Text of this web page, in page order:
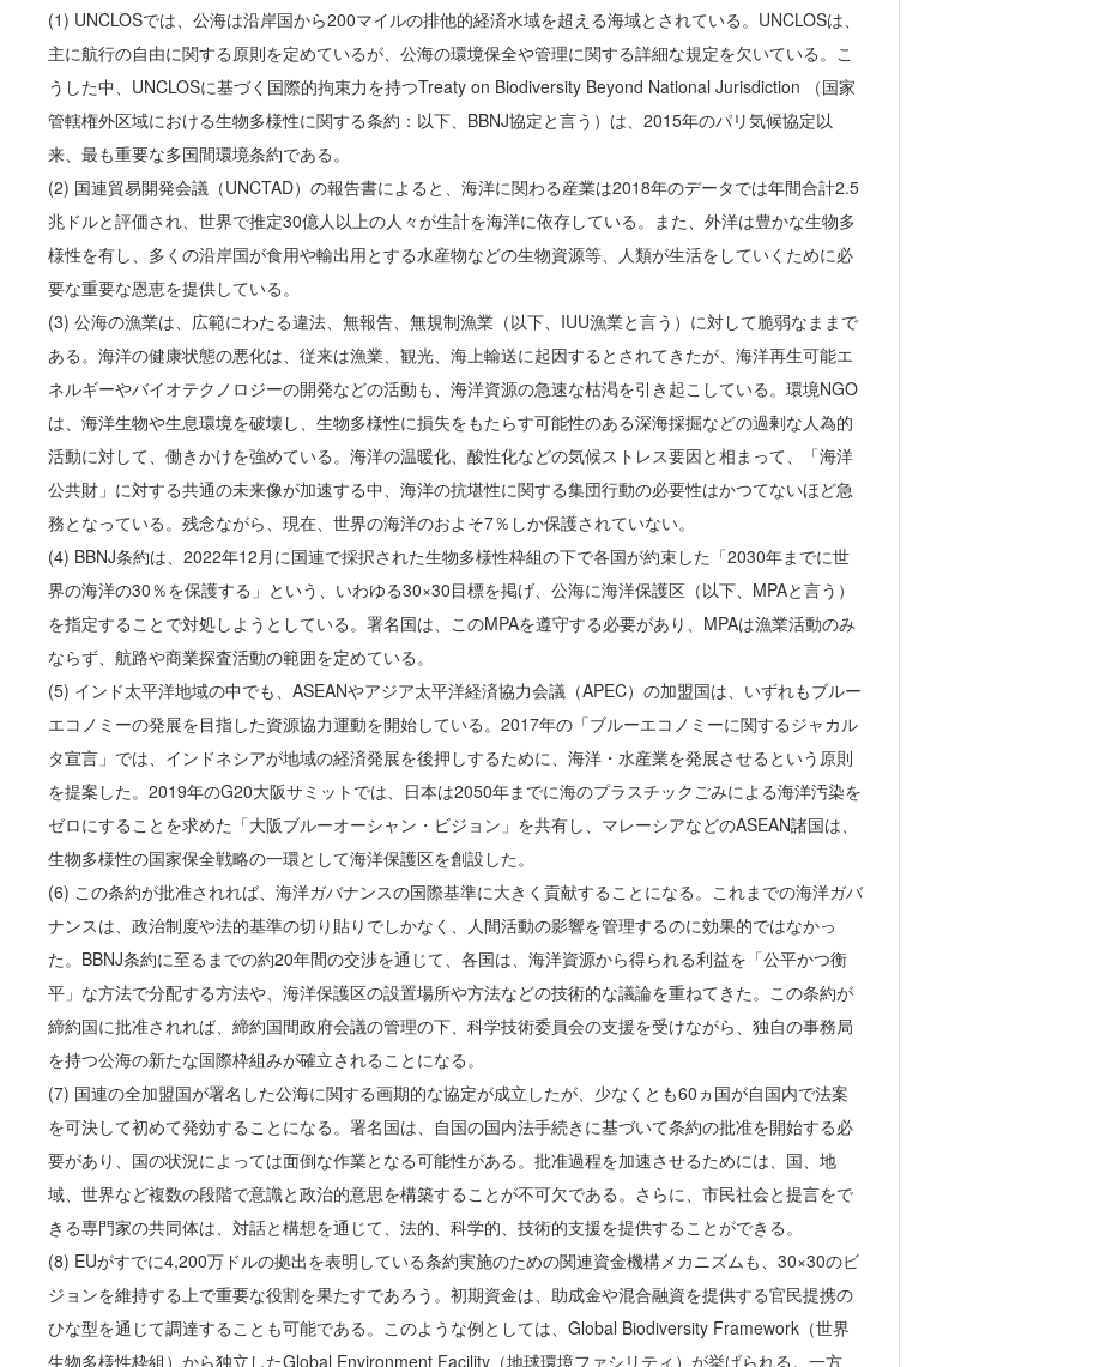
(1) UNCLOSでは、公海は沿岸国から200マイルの排他的経済水域を超える海域とされている。UNCLOSは、
主に航行の自由に関する原則を定めているが、公海の環境保全や管理に関する詳細な規定を欠いている。こ
うした中、UNCLOSに基づく国際的拘束力を持つTreaty on Biodiversity Beyond National Jurisdiction （国家
管轄権外区域における生物多様性に関する条約：以下、BBNJ協定と言う）は、2015年のパリ気候協定以
来、最も重要な多国間環境条約である。
(2) 国連貿易開発会議（UNCTAD）の報告書によると、海洋に関わる産業は2018年のデータでは年間合計2.5
兆ドルと評価され、世界で推定30億人以上の人々が生計を海洋に依存している。また、外洋は豊かな生物多
様性を有し、多くの沿岸国が食用や輸出用とする水産物などの生物資源等、人類が生活をしていくために必
要な重要な恩恵を提供している。
(3) 公海の漁業は、広範にわたる違法、無報告、無規制漁業（以下、IUU漁業と言う）に対して脆弱なままで
ある。海洋の健康状態の悪化は、従来は漁業、観光、海上輸送に起因するとされてきたが、海洋再生可能エ
ネルギーやバイオテクノロジーの開発などの活動も、海洋資源の急速な枯渇を引き起こしている。環境NGO
は、海洋生物や生息環境を破壊し、生物多様性に損失をもたらす可能性のある深海採掘などの過剰な人為的
活動に対して、働きかけを強めている。海洋の温暖化、酸性化などの気候ストレス要因と相まって、「海洋
公共財」に対する共通の未来像が加速する中、海洋の抗堪性に関する集団行動の必要性はかつてないほど急
務となっている。残念ながら、現在、世界の海洋のおよそ7％しか保護されていない。
(4) BBNJ条約は、2022年12月に国連で採択された生物多様性枠組の下で各国が約束した「2030年までに世
界の海洋の30％を保護する」という、いわゆる30×30目標を掲げ、公海に海洋保護区（以下、MPAと言う）
を指定することで対処しようとしている。署名国は、このMPAを遵守する必要があり、MPAは漁業活動のみ
ならず、航路や商業探査活動の範囲を定めている。
(5) インド太平洋地域の中でも、ASEANやアジア太平洋経済協力会議（APEC）の加盟国は、いずれもブルー
エコノミーの発展を目指した資源協力運動を開始している。2017年の「ブルーエコノミーに関するジャカル
タ宣言」では、インドネシアが地域の経済発展を後押しするために、海洋・水産業を発展させるという原則
を提案した。2019年のG20大阪サミットでは、日本は2050年までに海のプラスチックごみによる海洋汚染を
ゼロにすることを求めた「大阪ブルーオーシャン・ビジョン」を共有し、マレーシアなどのASEAN諸国は、
生物多様性の国家保全戦略の一環として海洋保護区を創設した。
(6) この条約が批准されれば、海洋ガバナンスの国際基準に大きく貢献することになる。これまでの海洋ガバ
ナンスは、政治制度や法的基準の切り貼りでしかなく、人間活動の影響を管理するのに効果的ではなかっ
た。BBNJ条約に至るまでの約20年間の交渉を通じて、各国は、海洋資源から得られる利益を「公平かつ衡
平」な方法で分配する方法や、海洋保護区の設置場所や方法などの技術的な議論を重ねてきた。この条約が
締約国に批准されれば、締約国間政府会議の管理の下、科学技術委員会の支援を受けながら、独自の事務局
を持つ公海の新たな国際枠組みが確立されることになる。
(7) 国連の全加盟国が署名した公海に関する画期的な協定が成立したが、少なくとも60ヵ国が自国内で法案
を可決して初めて発効することになる。署名国は、自国の国内法手続きに基づいて条約の批准を開始する必
要があり、国の状況によっては面倒な作業となる可能性がある。批准過程を加速させるためには、国、地
域、世界など複数の段階で意識と政治的意思を構築することが不可欠である。さらに、市民社会と提言をで
きる専門家の共同体は、対話と構想を通じて、法的、科学的、技術的支援を提供することができる。
(8) EUがすでに4,200万ドルの拠出を表明している条約実施のための関連資金機構メカニズムも、30×30のビ
ジョンを維持する上で重要な役割を果たすであろう。初期資金は、助成金や混合融資を提供する官民提携の
ひな型を通じて調達することも可能である。このような例としては、Global Biodiversity Framework（世界
生物多様性枠組）から独立したGlobal Environment Facility（地球環境ファシリティ）が挙げられる。一方、